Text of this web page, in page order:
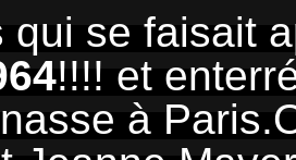
qui se faisait
!!!! et
à Paris.